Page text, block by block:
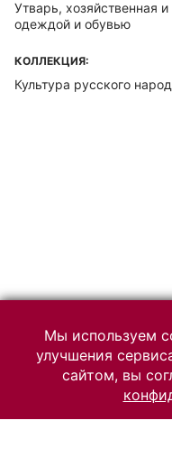
Утварь, хозяйственная
одеждой и обувью
КОЛЛЕКЦИЯ:
Культура русского
Мы используем
улучшения
сайтом, вы